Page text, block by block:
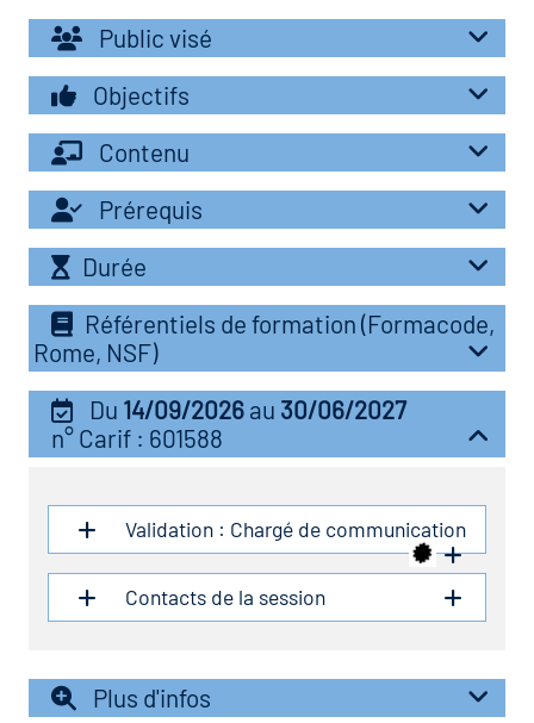
les métiers
clés métiers et
lieu d'information ou
des métiers en
des transitions
de l'Economie
Solidaire (ESS)
du secteur sanitaire
de l'Industrie
emploi-formation
des secteurs(en
Public visé
Objectifs
Contenu
Prérequis
Durée
Référentiels de formation (Formacode,
Rome, NSF)
Du 14/09/2026 au 30/06/2027
n° Carif : 601588
Validation : Chargé de communication
Contacts de la session
Plus d'infos